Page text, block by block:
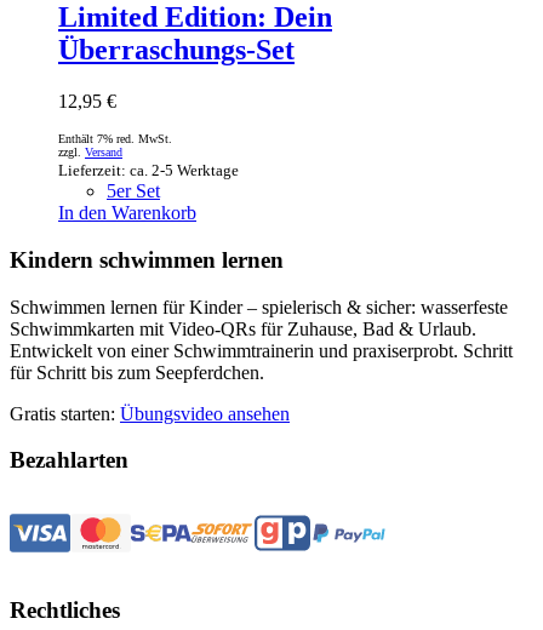
Limited Edition: Dein
Überraschungs-Set
12,95 €
Enthält 7% red. MwSt.
zzgl. Versand
Lieferzeit: ca. 2-5 Werktage
5er Set
In den Warenkorb
Kindern schwimmen lernen
Schwimmen lernen für Kinder – spielerisch & sicher: wasserfeste
Schwimmkarten mit Video-QRs für Zuhause, Bad & Urlaub.
Entwickelt von einer Schwimmtrainerin und praxiserprobt. Schritt
für Schritt bis zum Seepferdchen.
Gratis starten: Übungsvideo ansehen
Bezahlarten
Rechtliches